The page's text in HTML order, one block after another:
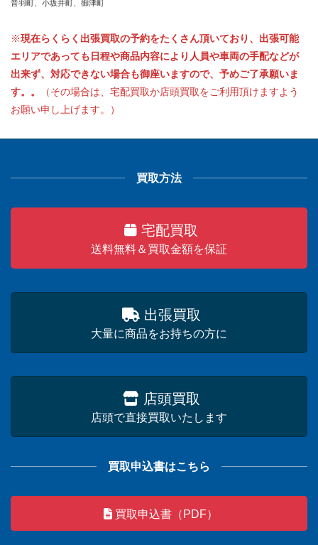
音羽町、小坂井町、御津町
※現在らくらく出張買取の予約をたくさん頂いており、出張可能
エリアであっても日程や商品内容により人員や車両の手配などが
出来ず、対応できない場合も御座いますので、予めご了承願いま
す。。
（その場合は、宅配買取か店頭買取をご利用頂けますよう
お願い申し上げます。）
買取方法
宅配買取
送料無料＆買取金額を保証
出張買取
大量に商品をお持ちの方に
店頭買取
店頭で直接買取いたします
買取申込書はこちら
買取申込書（PDF）